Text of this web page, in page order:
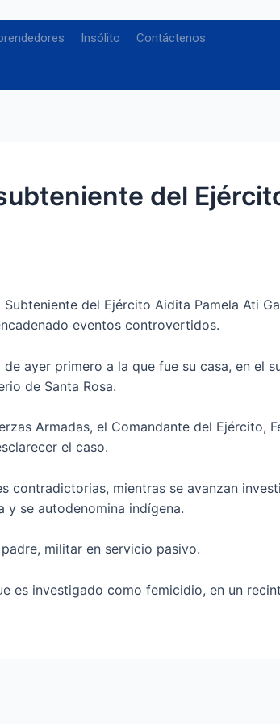
Insólito Contáctenos
del
del Ejército Aidita Pamela Ati
eventos controvertidos.
ayer primero a la que fue su casa, en el
de Santa Rosa.
Armadas, el Comandante del Ejército,
el caso.
contradictorias, mientras se avanzan
y se autodenomina indígena.
militar en servicio pasivo.
es investigado como femicidio, en un